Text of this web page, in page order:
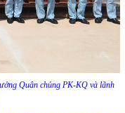
Quân chủng PK-KQ và lãnh